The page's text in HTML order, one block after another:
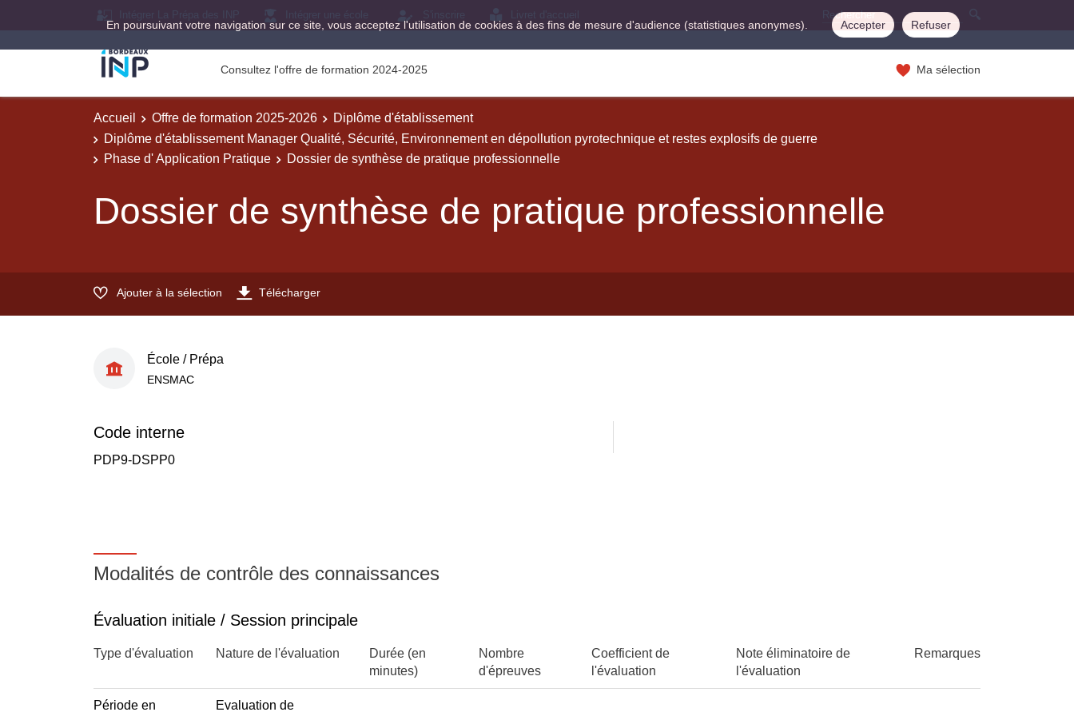
En poursuivant votre navigation sur ce site, vous acceptez l'utilisation de cookies à des fins de mesure d'audience (statistiques anonymes). Accepter Refuser
Consultez l'offre de formation 2024-2025 Ma sélection
Accueil Offre de formation 2025-2026
Diplôme d'établissement
Diplôme d'établissement Manager Qualité, Sécurité, Environnement en dépollution pyrotechnique et restes explosifs de guerre
Phase d' Application Pratique
Dossier de synthèse de pratique professionnelle
Dossier de synthèse de pratique professionnelle
Ajouter à la sélection Télécharger
École / Prépa
ENSMAC
Code interne
PDP9-DSPP0
Modalités de contrôle des connaissances
Évaluation initiale / Session principale
Type d'évaluation Nature de l'évaluation
Durée (en
minutes)
Nombre
d'épreuves
Coefficient de
l'évaluation
Note éliminatoire de
l'évaluation
Remarques
Période en Evaluation de